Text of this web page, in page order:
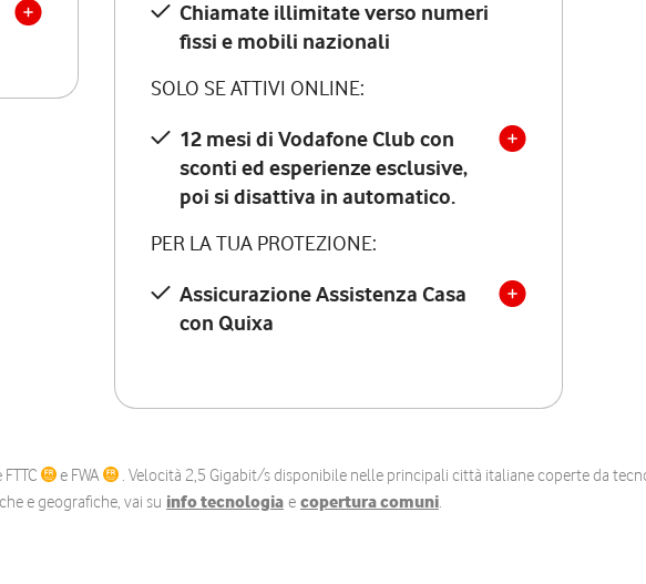
Chiamate illimitate verso numeri
fissi e mobili nazionali
SOLO SE ATTIVI ONLINE:
12 mesi di Vodafone Club con
sconti ed esperienze esclusive,
poi si disattiva in automatico.
PER LA TUA PROTEZIONE:
Assicurazione Assistenza Casa
con Quixa
e FWA . Velocità 2,5 Gigabit/s disponibile nelle principali città italiane coperte da
e geografiche, vai su info tecnologia e copertura comuni.